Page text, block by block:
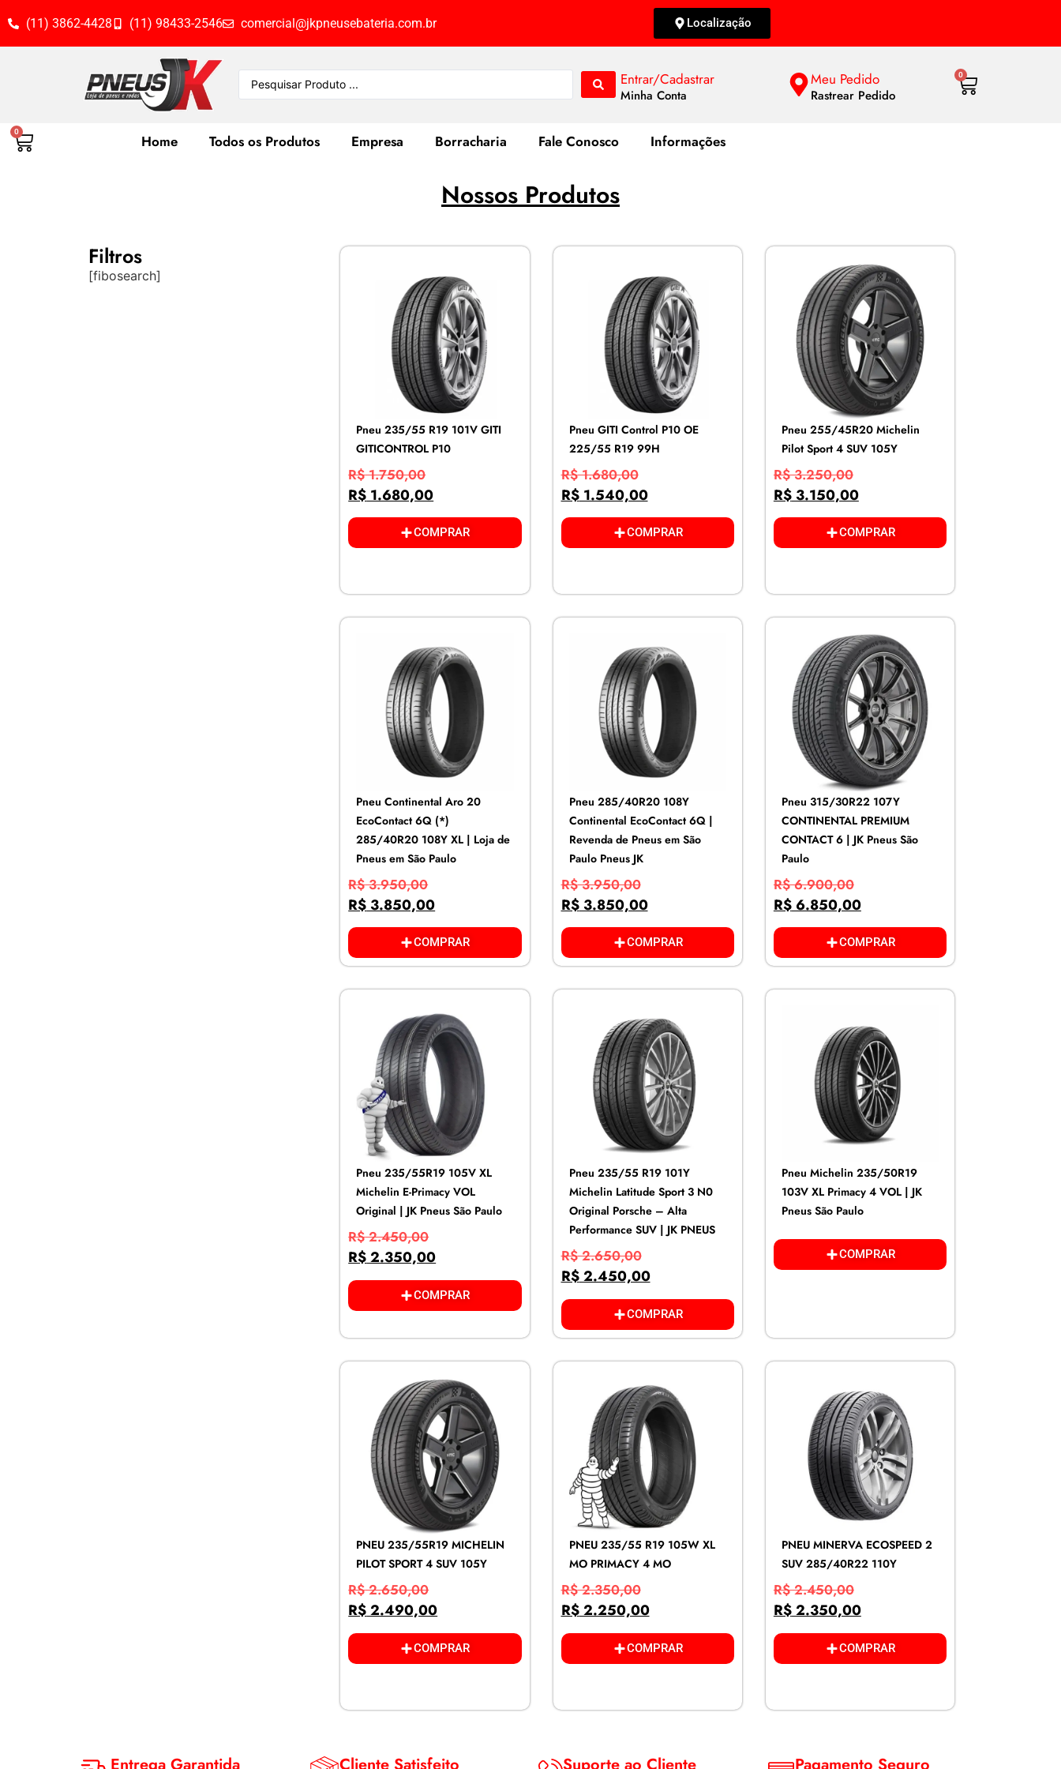
(11) 3862-4428 (11) 98433-2546 comercial@jkpneusebateria.com.br Localização
Entrar/Cadastrar
Minha Conta
Meu Pedido
Rastrear Pedido
0
0
Home Todos os Produtos Empresa Borracharia Fale Conosco Informações
Nossos Produtos
Filtros
[fibosearch]
Pneu 235/55 R19 101V GITI
GITICONTROL P10
R$1.750,00
R$ 1.680,00
COMPRAR
Pneu GITI Control P10 OE
225/55 R19 99H
R$1.680,00
R$1.540,00
COMPRAR
Pneu 255/45R20 Michelin
Pilot Sport 4 SUV 105Y
R$3.250,00
R$3.150,00
COMPRAR
Pneu Continental Aro 20
EcoContact 6Q (*)
285/40R20 108Y XL | Loja de
Pneus em São Paulo
R$3.950,00
R$ 3.850,00
COMPRAR
Pneu 285/40R20 108Y
Continental EcoContact 6Q |
Revenda de Pneus em São
Paulo Pneus JK
R$3.950,00
R$3.850,00
COMPRAR
Pneu 315/30R22 107Y
CONTINENTAL PREMIUM
CONTACT 6 | JK Pneus São
Paulo
R$6.900,00
R$6.850,00
COMPRAR
Pneu 235/55R19 105V XL
Michelin E-Primacy VOL
Original | JK Pneus São Paulo
R$2.450,00
R$2.350,00
COMPRAR
Pneu 235/55 R19 101Y
Michelin Latitude Sport 3 N0
Original Porsche – Alta
Performance SUV | JK PNEUS
R$2.650,00
R$2.450,00
COMPRAR
Pneu Michelin 235/50R19
103V XL Primacy 4 VOL | JK
Pneus São Paulo
COMPRAR
PNEU 235/55R19 MICHELIN
PILOT SPORT 4 SUV 105Y
R$2.650,00
R$2.490,00
COMPRAR
PNEU 235/55 R19 105W XL
MO PRIMACY 4 MO
R$2.350,00
R$2.250,00
COMPRAR
PNEU MINERVA ECOSPEED 2
SUV 285/40R22 110Y
R$2.450,00
R$2.350,00
COMPRAR
Entrega Garantida Cliente Satisfeito Suporte ao Cliente Pagamento Seguro